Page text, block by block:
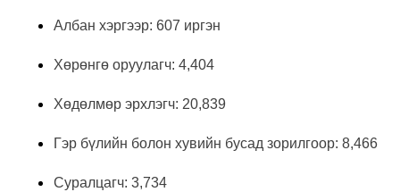
Албан хэргээр: 607 иргэн
Хөрөнгө оруулагч: 4,404
Хөдөлмөр эрхлэгч: 20,839
Гэр бүлийн болон хувийн бусад зорилгоор: 8,466
Суралцагч: 3,734